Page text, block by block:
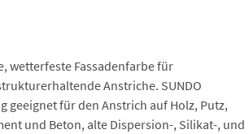
wetterfeste Fassadenfarbe für
Anstriche. SUNDO
geeignet für den Anstrich auf Holz, Putz,
und Beton, alte Dispersion-, Silikat-, und